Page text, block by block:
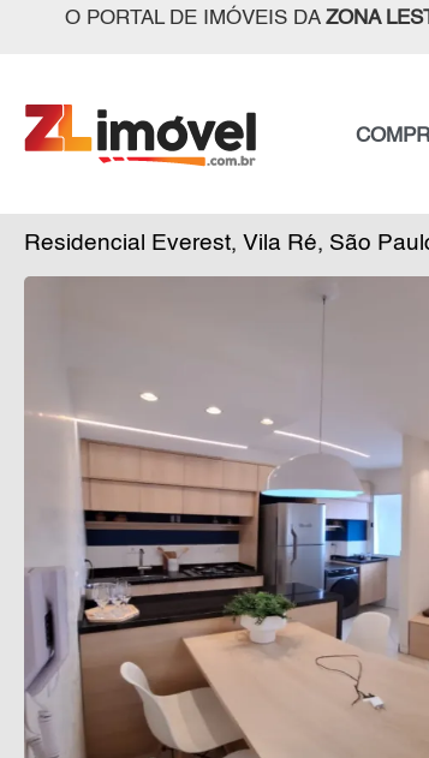
O PORTAL DE IMÓVEIS DA ZONA
Residencial Everest, Vila Ré, São